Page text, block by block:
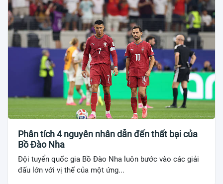
Phân tích 4 nguyên nhân dẫn đến thất bại của
Bồ Đào Nha
Đội tuyển quốc gia Bồ Đào Nha luôn bước vào các giải
đấu lớn với vị thế của một ứng...